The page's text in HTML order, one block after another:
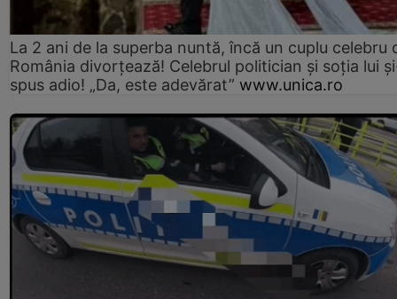
La 2 ani de la superba nuntă, încă un cuplu celebru
România divorțează! Celebrul politician și soția lui
spus adio! „Da, este adevărat” www.unica.ro